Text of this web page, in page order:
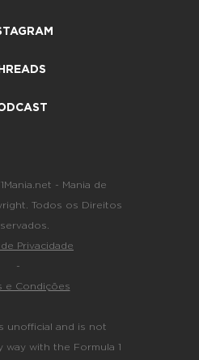
- Mania de
Todos os Direitos
Privacidade
-
e Condições
unofficial and is not
way with the Formula 1